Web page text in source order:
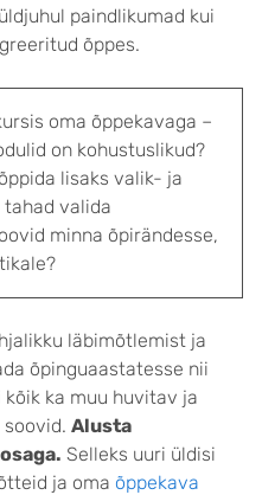
paindlikumad kui
õppes.
oma õppekavaga –
on kohustuslikud?
lisaks valik- ja
tahad valida
minna õpirändesse,
läbimõtlemist ja
õpinguaastatesse nii
ka muu huvitav ja
Alusta
Selleks uuri üldisi
ja oma õppekava